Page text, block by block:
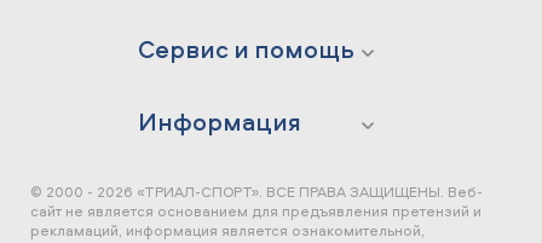
Сервис и помощь
Информация
© 2000 - 2026 «ТРИАЛ-СПОРТ». ВСЕ ПРАВА ЗАЩИЩЕНЫ. Веб-
сайт не является основанием для предъявления претензий и
рекламаций, информация является ознакомительной,